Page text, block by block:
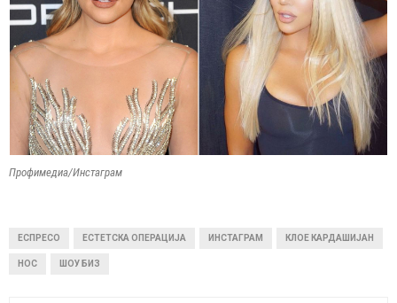
Профимедиа/Инстаграм
ЕСПРЕСО ЕСТЕТСКА ОПЕРАЦИЈА ИНСТАГРАМ КЛОЕ КАРДАШИЈАН
НОС ШОУ БИЗ